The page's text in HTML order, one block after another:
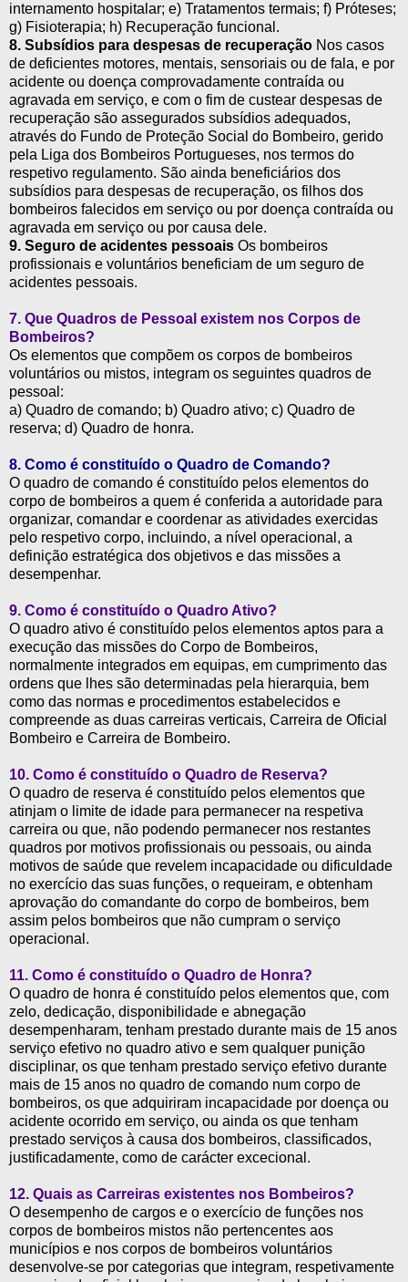
internamento hospitalar; e) Tratamentos termais; f) Próteses;
g) Fisioterapia; h) Recuperação funcional.
8. Subsídios para despesas de recuperação Nos casos
de deficientes motores, mentais, sensoriais ou de fala, e por
acidente ou doença comprovadamente contraída ou
agravada em serviço, e com o fim de custear despesas de
recuperação são assegurados subsídios adequados,
através do Fundo de Proteção Social do Bombeiro, gerido
pela Liga dos Bombeiros Portugueses, nos termos do
respetivo regulamento. São ainda beneficiários dos
subsídios para despesas de recuperação, os filhos dos
bombeiros falecidos em serviço ou por doença contraída ou
agravada em serviço ou por causa dele.
9. Seguro de acidentes pessoais Os bombeiros
profissionais e voluntários beneficiam de um seguro de
acidentes pessoais.
7. Que Quadros de Pessoal existem nos Corpos de
Bombeiros?
Os elementos que compõem os corpos de bombeiros
voluntários ou mistos, integram os seguintes quadros de
pessoal:
a) Quadro de comando; b) Quadro ativo; c) Quadro de
reserva; d) Quadro de honra.
8. Como é constituído o Quadro de Comando?
O quadro de comando é constituído pelos elementos do
corpo de bombeiros a quem é conferida a autoridade para
organizar, comandar e coordenar as atividades exercidas
pelo respetivo corpo, incluindo, a nível operacional, a
definição estratégica dos objetivos e das missões a
desempenhar.
9. Como é constituído o Quadro Ativo?
O quadro ativo é constituído pelos elementos aptos para a
execução das missões do Corpo de Bombeiros,
normalmente integrados em equipas, em cumprimento das
ordens que lhes são determinadas pela hierarquia, bem
como das normas e procedimentos estabelecidos e
compreende as duas carreiras verticais, Carreira de Oficial
Bombeiro e Carreira de Bombeiro.
10. Como é constituído o Quadro de Reserva?
O quadro de reserva é constituído pelos elementos que
atinjam o limite de idade para permanecer na respetiva
carreira ou que, não podendo permanecer nos restantes
quadros por motivos profissionais ou pessoais, ou ainda
motivos de saúde que revelem incapacidade ou dificuldade
no exercício das suas funções, o requeiram, e obtenham
aprovação do comandante do corpo de bombeiros, bem
assim pelos bombeiros que não cumpram o serviço
operacional.
11. Como é constituído o Quadro de Honra?
O quadro de honra é constituído pelos elementos que, com
zelo, dedicação, disponibilidade e abnegação
desempenharam, tenham prestado durante mais de 15 anos
serviço efetivo no quadro ativo e sem qualquer punição
disciplinar, os que tenham prestado serviço efetivo durante
mais de 15 anos no quadro de comando num corpo de
bombeiros, os que adquiriram incapacidade por doença ou
acidente ocorrido em serviço, ou ainda os que tenham
prestado serviços à causa dos bombeiros, classificados,
justificadamente, como de carácter excecional.
12. Quais as Carreiras existentes nos Bombeiros?
O desempenho de cargos e o exercício de funções nos
corpos de bombeiros mistos não pertencentes aos
municípios e nos corpos de bombeiros voluntários
desenvolve-se por categorias que integram, respetivamente